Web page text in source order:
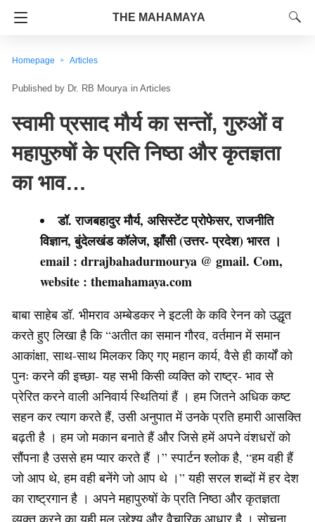
THE MAHAMAYA
Homepage Articles
Dr. RB Mourya in Articles
स्वामी प्रसाद मौर्य का सन्तों, गुरुओं व
महापुरुषों के प्रति निष्ठा और कृतज्ञता
का भाव…
डॉ. राजबहादुर मौर्य, असिस्टेंट प्रोफेसर, राजनीति
विज्ञान, बुंदेलखंड कॉलेज, झाँसी (उत्तर- प्रदेश) भारत ।
email : drrajbahadurmourya @ gmail. Com,
website : themahamaya.com
बाबा साहेब डॉ. भीमराव अम्बेडकर ने इटली के कवि रेनन को उद्धृत
करते हुए लिखा है कि “अतीत का समान गौरव, वर्तमान में समान
आकांक्षा, साथ-साथ मिलकर किए गए महान कार्य, वैसे ही कार्यों को
पुनः करने की इच्छा- यह सभी किसी व्यक्ति को राष्ट्र- भाव से
प्रेरित करने वाली अनिवार्य स्थितियां हैं । हम जितने अधिक कष्ट
सहन कर त्याग करते हैं, उसी अनुपात में उनके प्रति हमारी आसक्ति
बढ़ती है । हम जो मकान बनाते हैं और जिसे हमें अपने वंशधरों को
सौंपना है उससे हम प्यार करते हैं ।” स्पार्टन श्लोक है, “हम वही हैं
जो आप थे, हम वही बनेंगे जो आप थे ।” यही सरल शब्दों में हर देश
का राष्ट्रगान है । अपने महापुरुषों के प्रति निष्ठा और कृतज्ञता